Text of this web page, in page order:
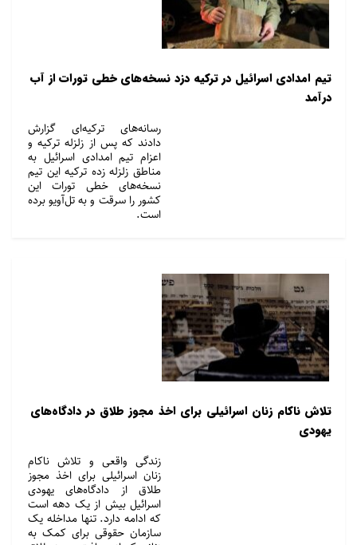
تیم امدادی اسرائیل در ترکیه دزد نسخه‌های خطی تورات از آب
درآمد
رسانه‌های ترکیه‌ای گزارش
دادند که پس از زلزله ترکیه و
اعزام تیم امدادی اسرائیل به
مناطق زلزله زده ترکیه این تیم
نسخه‌های خطی تورات این
کشور را سرقت و به تل‌آویو برده
است.
تلاش ناکام زنان اسرائیلی برای اخذ مجوز طلاق در دادگاه‌های
یهودی
زندگی واقعی و تلاش ناکام
زنان اسرائیلی برای اخذ مجوز
طلاق از دادگاه‌های یهودی
اسرائیل بیش از یک دهه است
که ادامه دارد. تنها مداخله یک
سازمان حقوقی برای کمک به